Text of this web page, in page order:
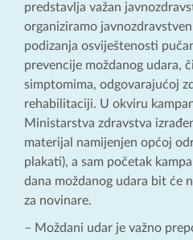
predstavlja važan
organiziramo
podizanja osviještenosti
prevencije moždanog udara,
simptomima, odgovarajućoj
rehabilitaciji. U okviru
Ministarstva zdravstva
materijal namijenjen općoj
plakati), a sam početak
dana moždanog udara bit će
za novinare.
– Moždani udar je važno